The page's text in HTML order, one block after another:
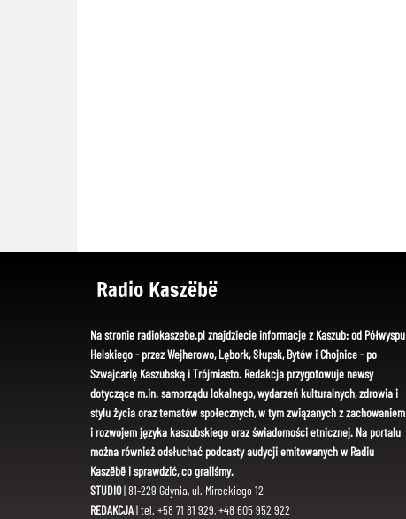
Radio Kaszëbë
Na stronie radiokaszebe.pl znajdziecie informacje z Kaszub: od Półwyspu
Helskiego - przez Wejherowo, Lębork, Słupsk, Bytów i Chojnice - po
Szwajcarię Kaszubską i Trójmiasto. Redakcja przygotowuje newsy
dotyczące m.in. samorządu lokalnego, wydarzeń kulturalnych, zdrowia i
stylu życia oraz tematów społecznych, w tym związanych z zachowaniem
i rozwojem języka kaszubskiego oraz świadomości etnicznej. Na portalu
można również odsłuchać podcasty audycji emitowanych w Radiu
Kaszëbë i sprawdzić, co graliśmy.
STUDIO| 81-229 Gdynia, ul. Mireckiego 12
REDAKCJA| tel. +58 71 81 929, +48 605 952 922